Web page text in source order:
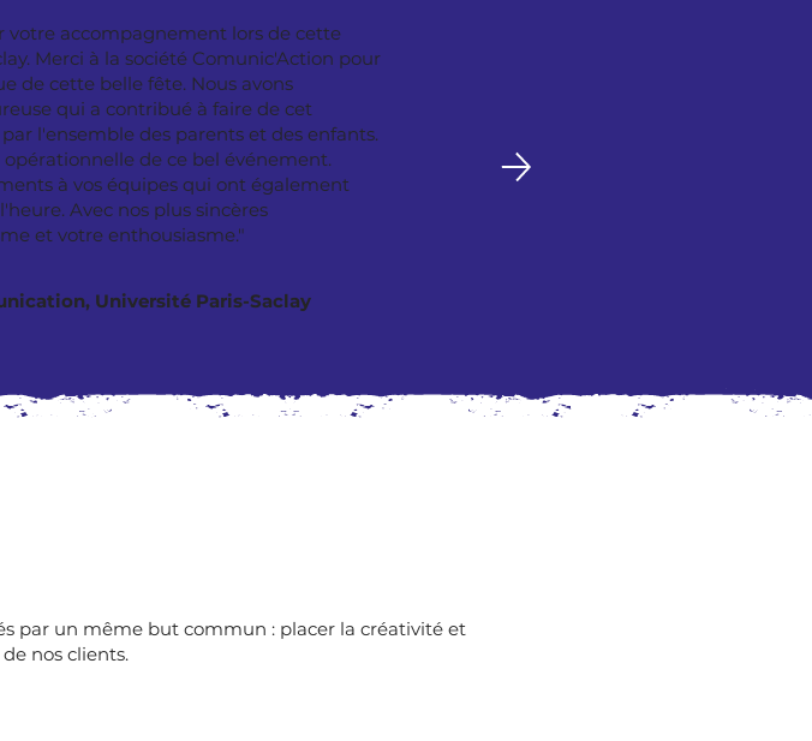
par un même but commun : placer la créativité et
nos clients.
votre accompagnement lors de cette
Merci à la société Comunic'Action pour
de cette belle fête. Nous avons
qui a contribué à faire de cet
l'ensemble des parents et des enfants.
de ce bel événement.
à vos équipes qui ont également
Avec nos plus sincères
et votre enthousiasme."
Université Paris-Saclay